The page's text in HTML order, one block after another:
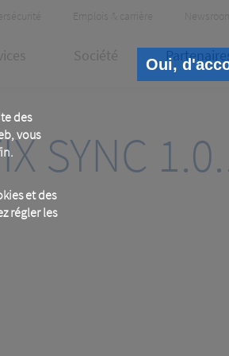
des
vous
et des
régler les
Oui,
Emplois & carrière
Société
SYNC